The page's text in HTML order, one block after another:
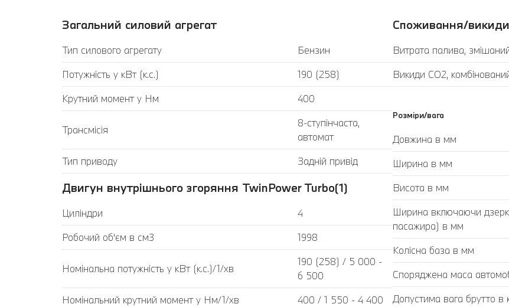
Загальний силовий агрегат
Тип силового агрегату
Бензин
Потужність у кВт (к.с.)
190 (258)
Крутний момент у Нм
400
Трансмісія
8-ступінчаста,
автомат
Тип приводу
Задній привід
Двигун внутрішнього згоряння TwinPower Turbo(1)
Циліндри
4
Робочий об'єм в см3
1998
Номінальна потужність у кВт (к.с.)/1/хв
190 (258) / 5 000 -
6 500
Номінальний крутний момент у Нм/1/хв
400 / 1 550 - 4 400
Споживання/
Витрата палива,
Викиди CO2,
Розміри/вага
Довжина в мм
Ширина в мм
Висота в мм
Ширина включаючи
пасажира) в мм
Колісна база в мм
Споряджена маса
Допустима вага брутто в